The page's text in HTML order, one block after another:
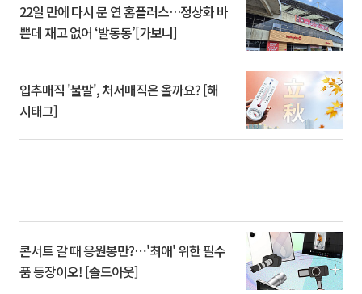
22일 만에 다시 문 연 홈플러스…정상화 바
쁜데 재고 없어 ‘발동동’[가보니]
입추매직 '불발', 처서매직은 올까요? [해
시태그]
콘서트 갈 때 응원봉만?⋯'최애' 위한 필수
품 등장이오! [솔드아웃]